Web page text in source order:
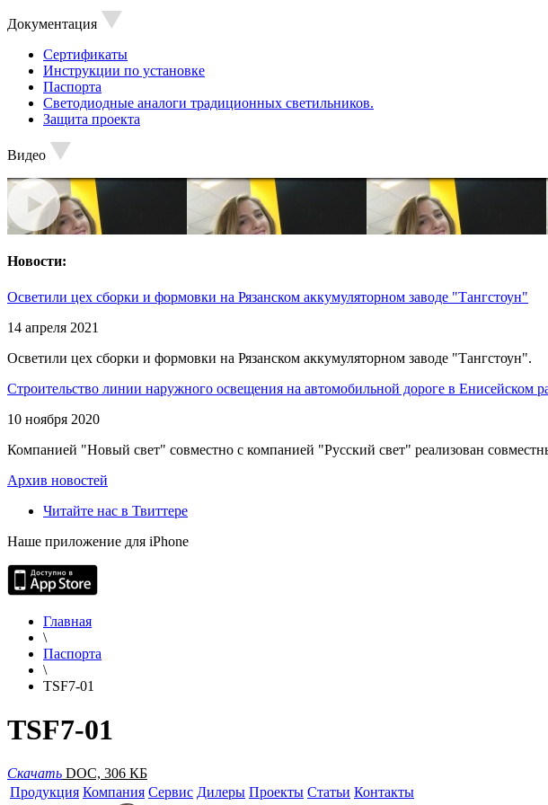
Документация
Сертификаты
Инструкции по установке
Паспорта
Светодиодные аналоги традиционных светильников.
Защита проекта
Видео
Новости:
Осветили цех сборки и формовки на Рязанском аккумуляторном заводе "Тангстоун"
14 апреля 2021
Осветили цех сборки и формовки на Рязанском аккумуляторном заводе "Тангстоун".
Строительство линии наружного освещения на автомобильной дороге в Енисейском
10 ноября 2020
Компанией "Новый свет" совместно с компанией "Русский свет" реализован
Архив новостей
Читайте нас в Твиттере
Наше приложение для iPhone
Главная
\
Паспорта
\
TSF7-01
TSF7-01
Скачать DOC, 306 КБ
Продукция Компания Сервис Дилеры Проекты Статьи Контакты